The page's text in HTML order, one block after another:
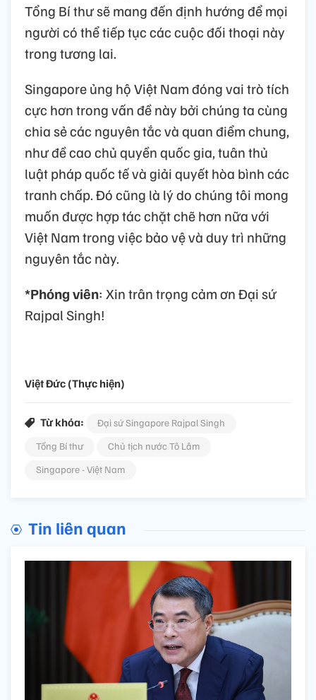
Tổng Bí thư sẽ mang đến định hướng để mọi
người có thể tiếp tục các cuộc đối thoại này
trong tương lai.
Singapore ủng hộ Việt Nam đóng vai trò tích
cực hơn trong vấn đề này bởi chúng ta cùng
chia sẻ các nguyên tắc và quan điểm chung,
như đề cao chủ quyền quốc gia, tuân thủ
luật pháp quốc tế và giải quyết hòa bình các
tranh chấp. Đó cũng là lý do chúng tôi mong
muốn được hợp tác chặt chẽ hơn nữa với
Việt Nam trong việc bảo vệ và duy trì những
nguyên tắc này.
*Phóng viên: Xin trân trọng cảm ơn Đại sứ
Rajpal Singh!
Việt Đức (Thực hiện)
Từ khóa:
Đại sứ Singapore Rajpal Singh
Tổng Bí thư
Chủ tịch nước Tô Lâm
Singapore - Việt Nam
Tin liên quan